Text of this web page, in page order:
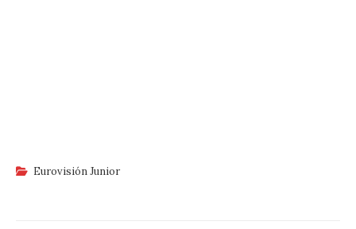
Eurovisión Junior